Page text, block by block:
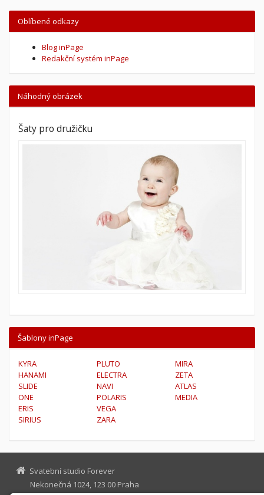
Oblíbené odkazy
Blog inPage
Redakční systém inPage
Náhodný obrázek
Šaty pro družičku
Šablony inPage
KYRA
HANAMI
SLIDE
ONE
ERIS
SIRIUS
PLUTO
ELECTRA
NAVI
POLARIS
VEGA
ZARA
MIRA
ZETA
ATLAS
MEDIA
Svatební studio Forever
Nekonečná 1024, 123 00 Praha